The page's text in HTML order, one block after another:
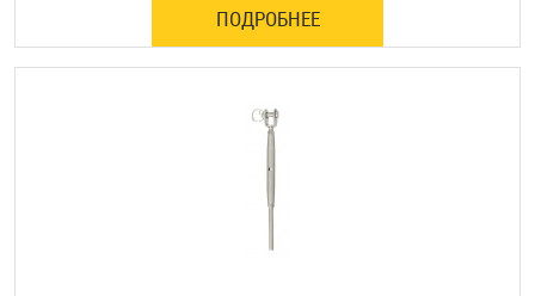
Оснастка и аксессуары для яхт
ПОДРОБНЕЕ